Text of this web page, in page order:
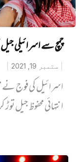
چمچ سے اسرائیلی
ستمبر 19, 2021
اسرائیل کی فوج نے
انتہائی محفوظ جیل